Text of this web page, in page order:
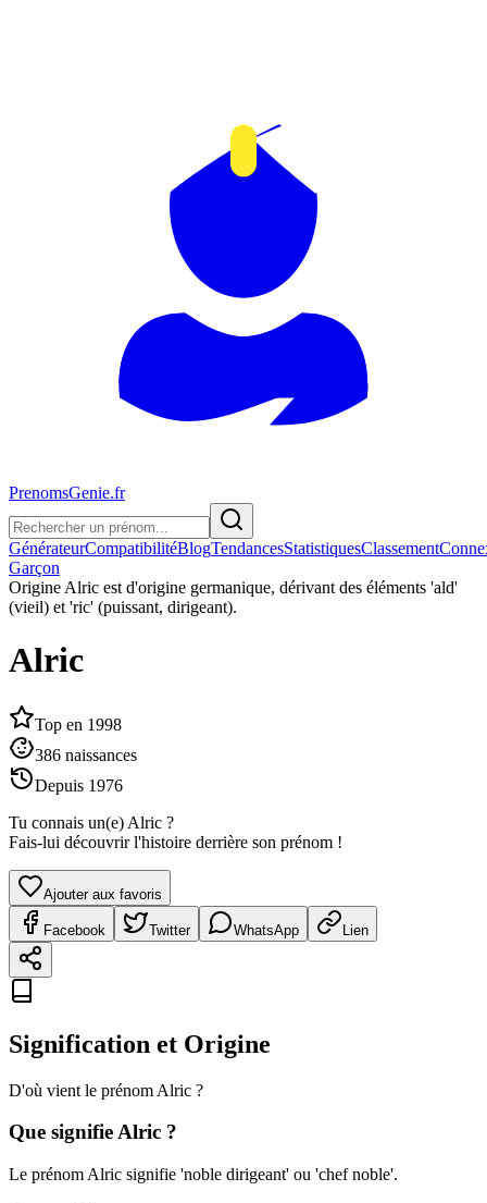
PrenomsGenie.fr
GénérateurCompatibilitéBlogTendancesStatistiquesClassement
Garçon
Origine Alric est d'origine germanique, dérivant des éléments 'ald'
(vieil) et 'ric' (puissant, dirigeant).
Alric
Top en 1998
386 naissances
Depuis 1976
Tu connais un(e) Alric ?
Fais-lui découvrir l'histoire derrière son prénom !
Ajouter aux favoris
Facebook Twitter WhatsApp Lien
Signification et Origine
D'où vient le prénom Alric ?
Que signifieAlric ?
Le prénom Alric signifie 'noble dirigeant' ou 'chef noble'.